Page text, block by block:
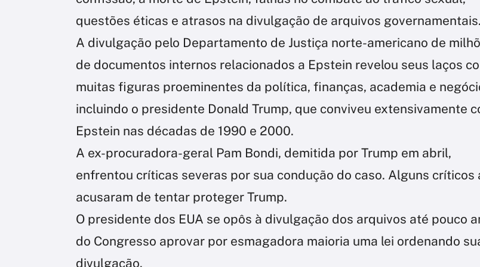
questões éticas e atrasos na divulgação de arquivos governamentais.
A divulgação pelo Departamento de Justiça norte-americano de
de documentos internos relacionados a Epstein revelou seus laços
muitas figuras proeminentes da política, finanças, academia e
incluindo o presidente Donald Trump, que conviveu extensivamente
Epstein nas décadas de 1990 e 2000.
A ex-procuradora-geral Pam Bondi, demitida por Trump em abril,
enfrentou críticas severas por sua condução do caso. Alguns críticos
acusaram de tentar proteger Trump.
O presidente dos EUA se opôs à divulgação dos arquivos até pouco
do Congresso aprovar por esmagadora maioria uma lei ordenando
divulgação.